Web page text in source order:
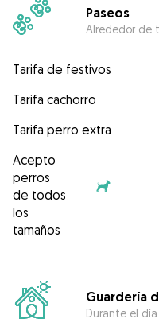
Paseos
Alrededor de
Tarifa de festivos
Tarifa cachorro
Tarifa perro extra
Acepto
perros
de todos
los
tamaños
Guardería
Durante el